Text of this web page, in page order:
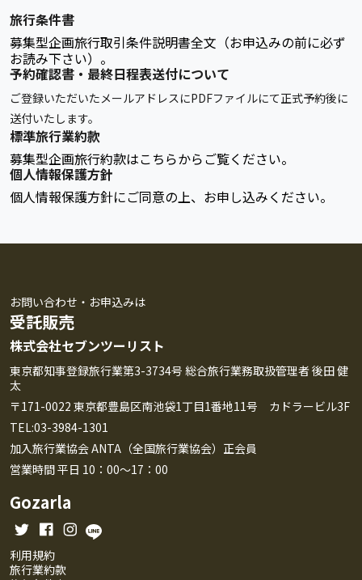
旅行条件書
募集型企画旅行取引条件説明書全文（お申込みの前に必ず
お読み下さい）。
予約確認書・最終日程表送付について
ご登録いただいたメールアドレスにPDFファイルにて正式予約後に
送付いたします。
標準旅行業約款
募集型企画旅行約款はこちらからご覧ください。
個人情報保護方針
個人情報保護方針にご同意の上、お申し込みください。
お問い合わせ・お申込みは
受託販売
株式会社セブンツーリスト
東京都知事登録旅行業第3-3734号 総合旅行業務取扱管理者 後田 健
太
〒171-0022 東京都豊島区南池袋1丁目1番地11号 カドラービル3F
TEL:03-3984-1301
加入旅行業協会 ANTA（全国旅行業協会）正会員
営業時間 平日 10：00～17：00
Gozarla
利用規約
旅行業約款